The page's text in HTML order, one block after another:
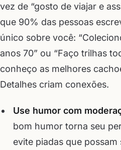
vez de “gosto de viajar e
que 90% das pessoas
único sobre você:
anos 70” ou “Faço trilhas
conheço as melhores
Detalhes criam conexões.
Use humor com
bom humor torna seu
evite piadas que possam